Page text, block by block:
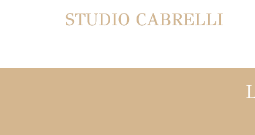
STUDIO CABRELLI